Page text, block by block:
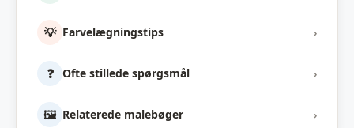
💡 Farvelægningstips ›
❓ Ofte stillede spørgsmål ›
🖼️ Relaterede malebøger ›